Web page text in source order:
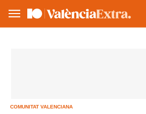
COMUNITAT VALENCIANA